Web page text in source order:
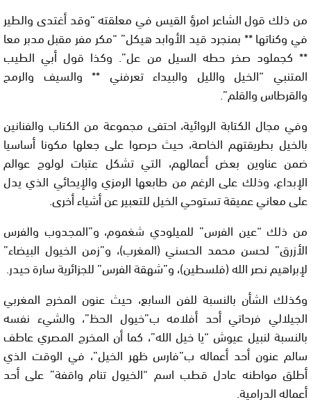
من ذلك قول الشاعر امرؤ القيس في معلقته “وقد أغتدى والطير
في وكناتها ** بمنجرد قيد الأوابد هيكل” “مكر مفر مقبل مدبر معا
** كجملود صخر حطه السيل من عل”. وكذا قول أبي الطيب
المتنبي “الخيل والليل والبيداء تعرفني ** والسيف والرمح
والقرطاس والقلم”.
وفي مجال الكتابة الروائية، احتفى مجموعة من الكتاب والفنانين
بالخيل بطريقتهم الخاصة، حيث حرصوا على جعلها مكونا أساسيا
ضمن عناوين بعض أعمالهم، التي تشكل عتبات لولوج عوالم
الإبداع، وذلك على الرغم من طابعها الرمزي والإيحائي الذي يدل
على معاني عميقة تستوحي الخيل للتعبير عن أشياء أخرى.
من ذلك “عين الفرس” للميلودي شغموم، و”المجدوب والفرس
الأزرق” لحسن محمد الحسني (المغرب)، و”زمن الخيول البيضاء”
لإبراهيم نصر الله (فلسطين)، و”شهقة الفرس” للجزائرية سارة حيدر.
وكذلك الشأن بالنسبة للفن السابع، حيث عنون المخرج المغربي
الجيلالي فرحاتي أحد أفلامه ب”خيول الحظ”، والشيء نفسه
بالنسبة لنبيل عيوش “يا خيل الله”، كما أن المخرج المصري عاطف
سالم عنون أحد أعماله ب”فارس ظهر الخيل”، في الوقت الذي
أطلق مواطنه عادل قطب اسم “الخيول تنام واقفة” على أحد
أعماله الدرامية.